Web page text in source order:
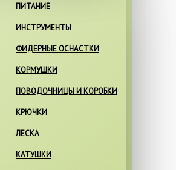
ПИТАНИЕ
ИНСТРУМЕНТЫ
ФИДЕРНЫЕ ОСНАСТКИ
КОРМУШКИ
ПОВОДОЧНИЦЫ И КОРОБКИ
КРЮЧКИ
ЛЕСКА
КАТУШКИ